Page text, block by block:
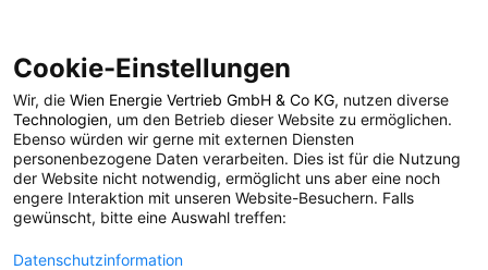
POSTS BY TAG
kulinarische
reisefreuden
Cookie-Einstellungen
Wir, die Wien Energie Vertrieb GmbH & Co KG, nutzen diverse
Technologien, um den Betrieb dieser Website zu ermöglichen.
Ebenso würden wir gerne mit externen Diensten
personenbezogene Daten verarbeiten. Dies ist für die Nutzung
der Website nicht notwendig, ermöglicht uns aber eine noch
engere Interaktion mit unseren Website-Besuchern. Falls
gewünscht, bitte eine Auswahl treffen:
Datenschutzinformation